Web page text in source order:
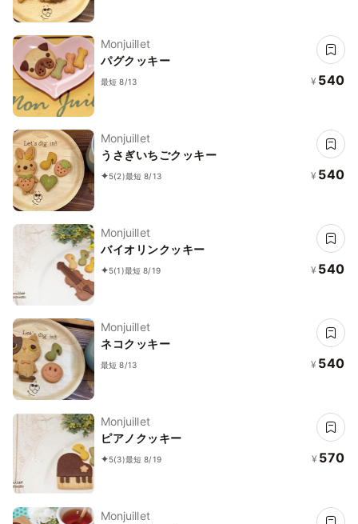
Monjuillet
パグクッキー
最短 8/13 ¥ 540
Monjuillet
うさぎいちごクッキー
5(2)最短 8/13 ¥ 540
Monjuillet
バイオリンクッキー
5(1)最短 8/19 ¥ 540
Monjuillet
ネコクッキー
最短 8/13 ¥ 540
Monjuillet
ピアノクッキー
5(3)最短 8/19 ¥ 570
Monjuillet